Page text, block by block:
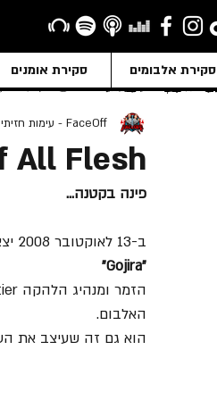
סקירת אלבומים סקירת אומנים
All Flesh
FaceOff - עימות חזיתי
פינה בקטנה...
ב-13 לאוקטובר 2008 יצא אלבומה הרביעי "The Way of All Flesh" של להקת המטאל הצרפתית והמיוחדת
"Gojira"
האלבום.
הוא גם זה שעיצב את